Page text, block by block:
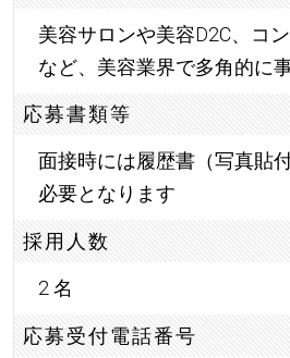
美容サロンや美容D2C、コ
など、美容業界で多角的に
応募書類等
面接時には履歴書（写真貼
必要となります
採用人数
2 名
応募受付電話番号